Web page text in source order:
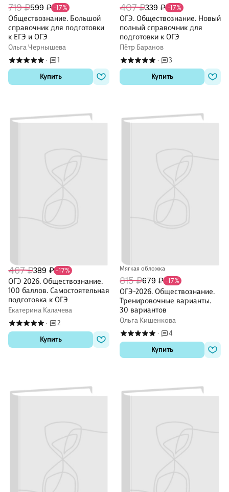
719 ₽599 ₽ -17%
Обществознание. Большой
справочник для подготовки
к ЕГЭ и ОГЭ
Ольга Чернышева
·
1
Купить
407 ₽339 ₽ -17%
ОГЭ. Обществознание. Новый
полный справочник для
подготовки к ОГЭ
Пётр Баранов
·
3
Купить
467 ₽389 ₽ -17%
ОГЭ 2026. Обществознание.
100 баллов. Самостоятельная
подготовка к ОГЭ
Екатерина Калачева
·
2
Купить
Мягкая обложка
815 ₽679 ₽ -17%
ОГЭ-2026. Обществознание.
Тренировочные варианты.
30 вариантов
Ольга Кишенкова
·
4
Купить